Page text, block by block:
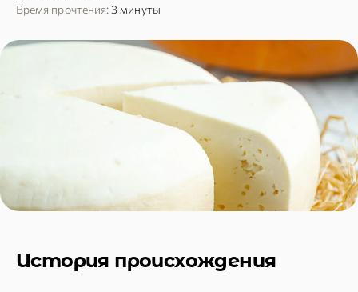
Время прочтения:3 минуты
История происхождения